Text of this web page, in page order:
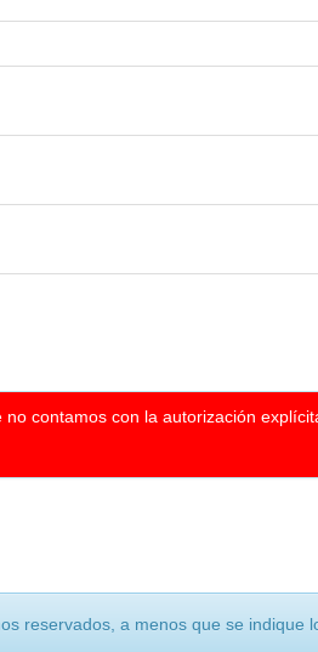
contamos con la autorización
reservados, a menos que se indique